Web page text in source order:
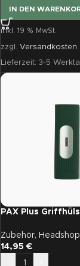
IN DEN
inkl. 19 % MwSt.
zzgl. Versandkosten
Lieferzeit: 3-5
PAX Plus
Zubehör, Headshop
14,95 €